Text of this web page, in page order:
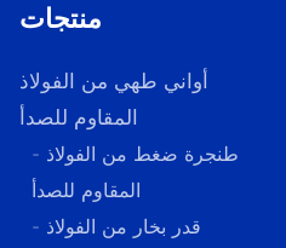
منتجات
أواني طهي من الفولاذ
المقاوم للصدأ
- طنجرة ضغط من الفولاذ
المقاوم للصدأ
- قدر بخار من الفولاذ